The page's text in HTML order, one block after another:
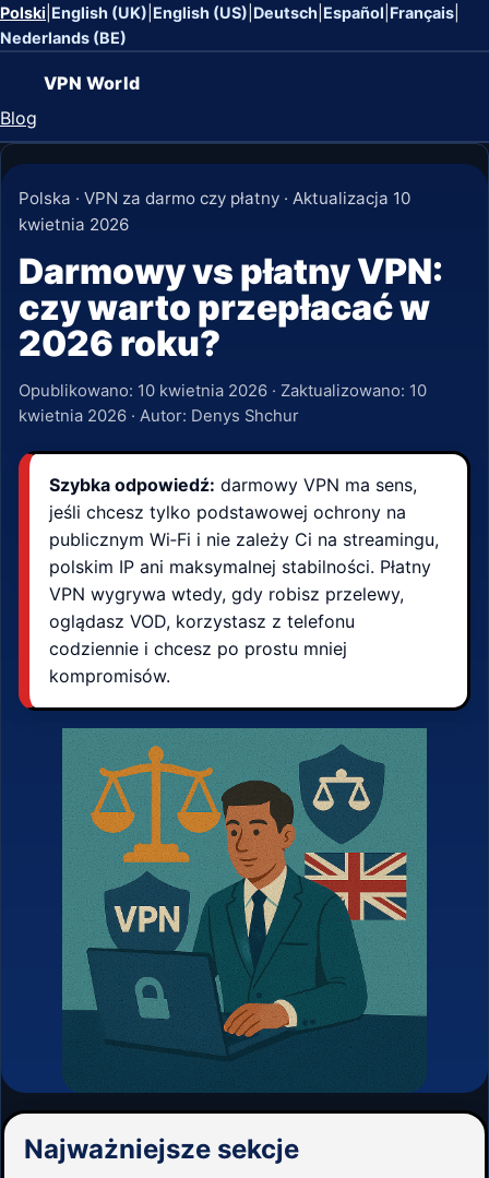
Polski English (UK) English (US) Deutsch Español Français
Nederlands (BE)
VPN World
Blog
Polska · VPN za darmo czy płatny · Aktualizacja 10
kwietnia 2026
Darmowy vs płatny VPN:
czy warto przepłacać w
2026 roku?
Opublikowano: 10 kwietnia 2026 · Zaktualizowano: 10
kwietnia 2026 · Autor: Denys Shchur
Szybka odpowiedź: darmowy VPN ma sens,
jeśli chcesz tylko podstawowej ochrony na
publicznym Wi‑Fi i nie zależy Ci na streamingu,
polskim IP ani maksymalnej stabilności. Płatny
VPN wygrywa wtedy, gdy robisz przelewy,
oglądasz VOD, korzystasz z telefonu
codziennie i chcesz po prostu mniej
kompromisów.
Najważniejsze sekcje